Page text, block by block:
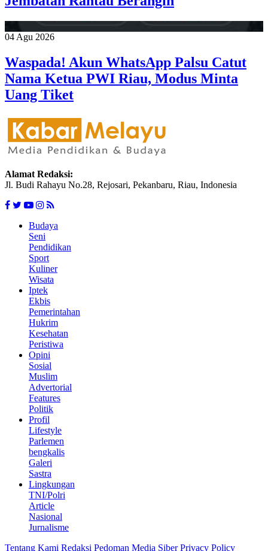
04 Agu 2026
Waspada! Akun WhatsApp Palsu Catut
Nama Ketua PWI Riau, Modus Minta
Uang Tiket
Alamat Redaksi:
Jl. Budi Rahayu No.28, Rejosari, Pekanbaru, Riau, Indonesia
Budaya
Seni
Pendidikan
Sport
Kuliner
Wisata
Iptek
Ekbis
Pemerintahan
Hukrim
Kesehatan
Peristiwa
Opini
Sosial
Muslim
Advertorial
Features
Politik
Profil
Lifestyle
Parlemen
bengkalis
Galeri
Sastra
Lingkungan
TNI/Polri
Article
Nasional
Jurnalisme
Tentang Kami Redaksi Pedoman Media Siber Privacy Policy